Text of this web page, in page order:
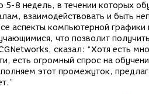
8 недель, в течении которых
взаимодействовать и быть
аспекты компьютерной
что позволит
сказал: “Хотя есть
есть огромный спрос на
этот промежуток,